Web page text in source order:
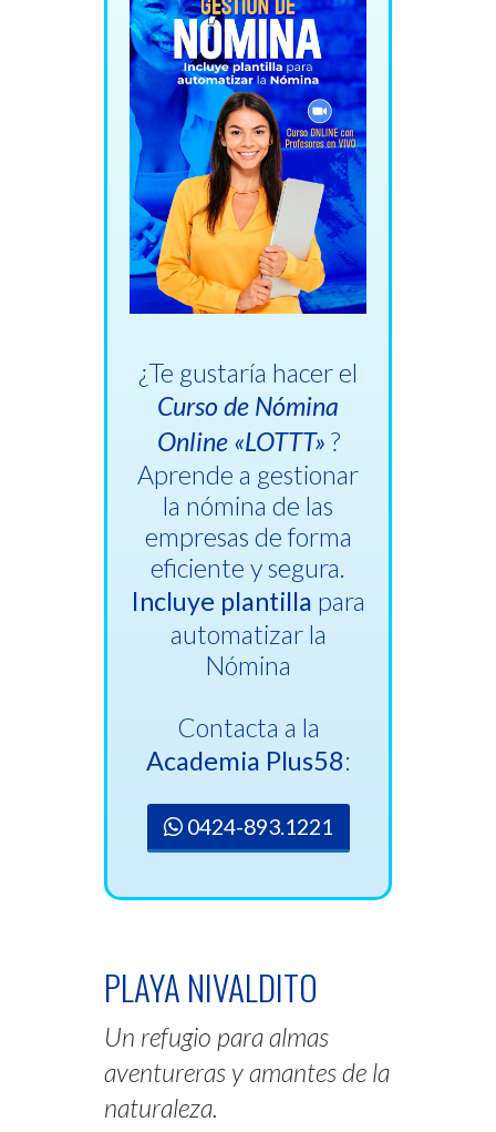
¿Te gustaría hacer el
Curso de Nómina
Online «LOTTT» ?
Aprende a gestionar
la nómina de las
empresas de forma
eficiente y segura.
Incluye plantilla para
automatizar la
Nómina
Contacta a la
Academia Plus58:
0424-893.1221
PLAYA NIVALDITO
Un refugio para almas
aventureras y amantes de la
naturaleza.